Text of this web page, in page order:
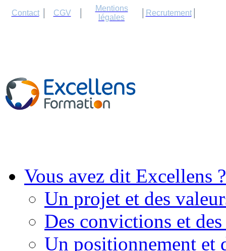
Contact CGV
Mentions
légales
Recrutement
Vous avez dit Excellens ?
Un projet et des
Des convictions et des
Un positionnement et